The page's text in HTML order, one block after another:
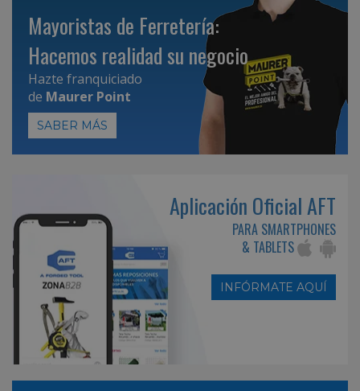
Mayoristas de Ferretería:
Hacemos realidad su negocio
Hazte franquiciado
de Maurer Point
SABER MÁS
Aplicación Oficial AFT
PARA SMARTPHONES
& TABLETS
INFÓRMATE AQUÍ